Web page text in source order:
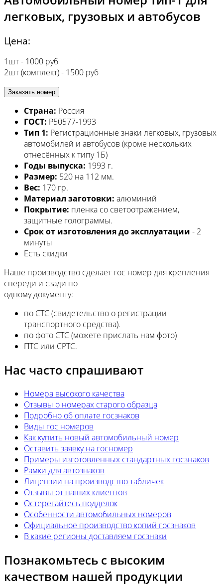
легковых, грузовых и автобусов
Цена:
1шт - 1000 руб
2шт (комплект) - 1500 руб
Заказать номер
Страна: Россия
ГОСТ: Р50577-1993
Тип 1: Регистрационные знаки легковых, грузовых
автомобилей и автобусов (кроме нескольких
отнесённых к типу 1Б)
Годы выпуска: 1993 г.
Размер: 520 на 112 мм.
Вес: 170 гр.
Материал заготовки: алюминий
Покрытие: пленка со светоотражением,
защитные голограммы.
Срок от изготовления до эксплуатации - 2
минуты
Есть скидки
Наше производство сделает гос номер для крепления
спереди и сзади по
одному документу:
по СТС (свидетельство о регистрации
транспортного средства).
по фото СТС (можете прислать нам фото)
ПТС или СРТС.
Нас часто спрашивают
Номера высокого качества
Отзывы о номерах старого образца
Подробно об оплате госзнаков
Виды гос номеров
Как купить новый автомобильный номер
Оставить заявку на госномер
Примеры изготовленных стандартных госзнаков
Рамки для автознаков
Лицензии на производство табличек
Отзывы от наших клиентов
Остерегайтесь подделок
Особенности автомобильных номеров
Официальное производство копий госзнаков
В какие регионы доставляем госзнаки
Познакомьтесь с высоким
качеством нашей продукции